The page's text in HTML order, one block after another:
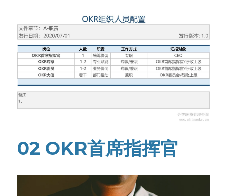
02 OKR首席指挥官